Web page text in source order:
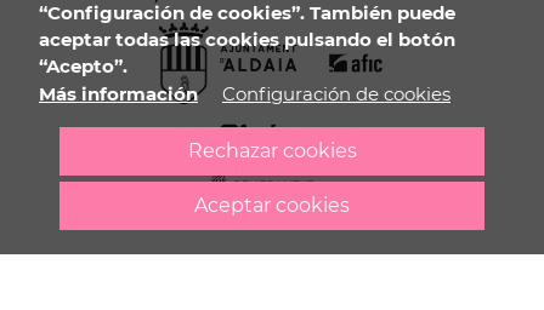
“Configuración de cookies”. También puede
aceptar todas las cookies pulsando el botón
“Acepto”.
Más información